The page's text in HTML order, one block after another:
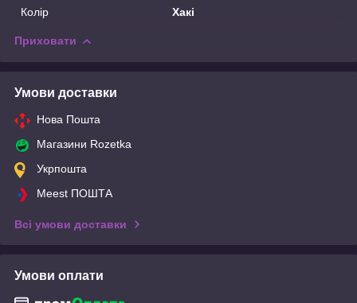
Колір
Хакі
Приховати
Умови доставки
Нова Пошта
Магазини Rozetka
Укрпошта
Meest ПОШТА
Всі умови доставки
Умови оплати